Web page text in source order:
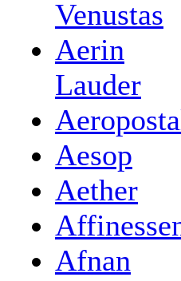
Venustas
Aerin
Lauder
Aesop
Aether
Afnan